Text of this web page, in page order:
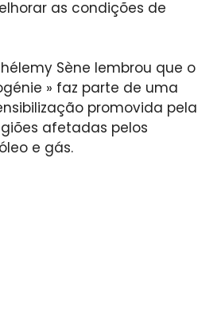
as condições de
Sène lembrou que o
» faz parte de uma
promovida pela
afetadas pelos
e gás.